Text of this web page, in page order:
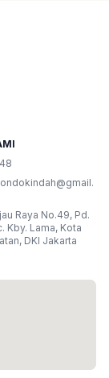
Raya No.49, Pd.
Kby. Lama, Kota
DKI Jakarta